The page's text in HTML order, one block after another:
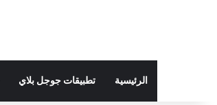
الرئيسية تطبيقات جوجل بلاي